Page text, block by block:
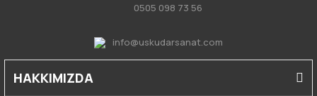
0505 098 73 56
info@uskudarsanat.com
HAKKIMIZDA